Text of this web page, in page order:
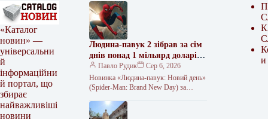
«Каталог
новин» —
універсальни
й
інформаційни
й портал, що
збирає
найважливіші
новини
Людина-павук 2 зібрав за сім
днів понад 1 мільярд доларів,
ставши найприбутковішим
фільмом року.
Павло Рудик
Сер 6, 2026
Новинка «Людина-павук: Новий день»
(Spider-Man: Brand New Day) за
понад $1 мільярд, ставши
найприбутковішою стрічкою
и